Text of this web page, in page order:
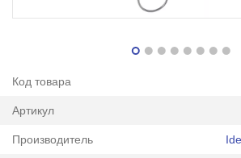
Код товара
Артикул
Производитель